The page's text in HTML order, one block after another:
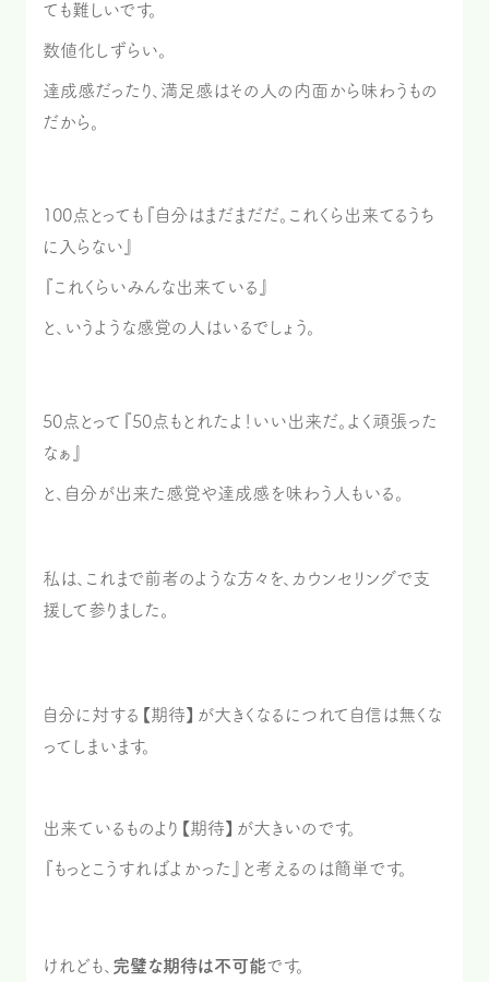
ても難しいです。
数値化しずらい。
達成感だったり、満足感はその人の内面から味わうもの
だから。
100点とっても『自分はまだまだだ。これくら出来てるうち
に入らない』
『これくらいみんな出来ている』
と、いうような感覚の人はいるでしょう。
50点とって『50点もとれたよ！いい出来だ。よく頑張った
なぁ』
と、自分が出来た感覚や達成感を味わう人もいる。
私は、これまで前者のような方々を、カウンセリングで支
援して参りました。
自分に対する【期待】が大きくなるにつれて自信は無くな
ってしまいます。
出来ているものより【期待】が大きいのです。
『もっとこうすればよかった』と考えるのは簡単です。
けれども、 完璧な期待は不可能です。